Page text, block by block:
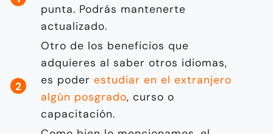
punta. Podrás mantenerte
actualizado.
Otro de los beneficios que
adquieres al saber otros idiomas,
es poder estudiar en el extranjero
algún posgrado, curso o
capacitación.